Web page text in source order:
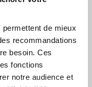
de mieux
recommandations
besoin. Ces
fonctions
notre audience et
€
2avis
de sécurité :